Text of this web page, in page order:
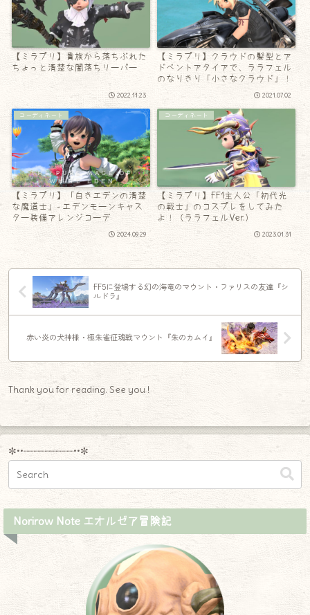
【ミラプリ】貴族から落ちぶれた
ちょっと清楚な闇落ちリーパー
2022.11.23
【ミラプリ】クラウドの髪型とア
ドベントアタイアで、ララフェル
のなりきり「小さなクラウド」！
2021.07.02
コーディネート
【ミラプリ】「白きエデンの清楚
な魔道士」- エデンモーンキャス
ター装備アレンジコーデ
2024.09.29
コーディネート
【ミラプリ】FF1主人公「初代光
の戦士」のコスプレをしてみた
よ！（ララフェルVer.）
2023.01.31
FF5に登場する幻の海竜のマウント・ファリスの友達『シ
ルドラ』
赤い炎の犬神様・極朱雀征魂戦マウント『朱のカムイ』
Thank you for reading. See you !
✼••┈┈┈┈┈┈┈┈┈••✼
Norirow Note エオルゼア冒険記